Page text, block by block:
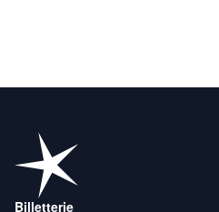
Karavane.
Billetterie